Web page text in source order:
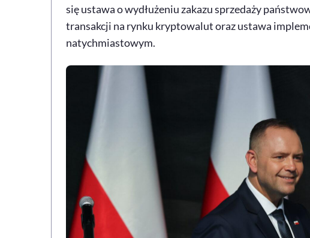
się ustawa o wydłużeniu zakazu sprzedaży
transakcji na rynku kryptowalut oraz ustawa
natychmiastowym.